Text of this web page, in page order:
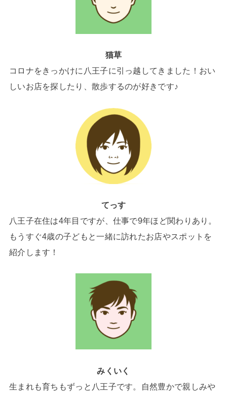
猫草
コロナをきっかけに八王子に引っ越してきました！おい
しいお店を探したり、散歩するのが好きです♪
てっす
八王子在住は4年目ですが、仕事で9年ほど関わりあり。
もうすぐ4歳の子どもと一緒に訪れたお店やスポットを
紹介します！
みくいく
生まれも育ちもずっと八王子です。自然豊かで親しみや